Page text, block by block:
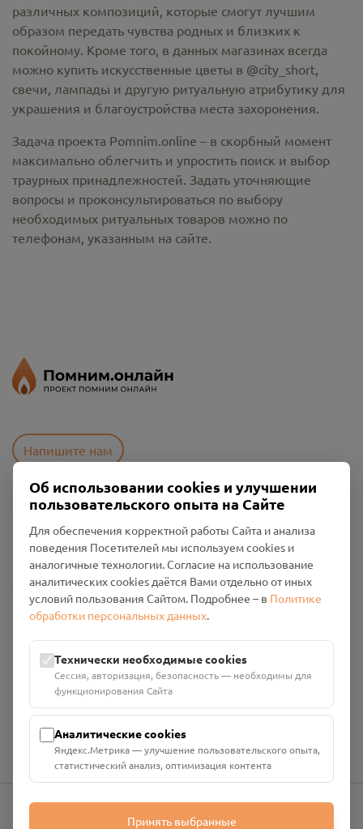
различных композиций, которые смогут лучшим
образом передать чувства родных и близких к
покойному. Кроме того, в данных магазинах всегда
можно купить искусственные цветы в @city_short,
свечи, лампады и другую ритуальную атрибутику для
украшения и благоустройства места захоронения.
Задача проекта Pomnim.online – в скорбный момент
максимально облегчить и упростить поиск и выбор
траурных принадлежностей. Задать уточняющие
вопросы и проконсультироваться по выбору
необходимых ритуальных товаров можно по
телефонам, указанным на сайте.
Напишите нам
Пользовательское соглашение
Политика конфиденциальности
Промо-материалы
Настройки cookies
Общество с ограниченной ответственностью «Смоленский
ИНН: 6700029207 ОГРН: 1256700001986
Юридический адрес: 216790, Смоленская область, р-н
Руднянский, г. Рудня, улица Западная, д. 26А, пом. 18
Номер счёта: 40702810901130004287 в АО "АЛЬФА-БАНК"
Кор. счёт: 30101810200000000593
Об использовании cookies и улучшении
пользовательского опыта на Сайте
Для обеспечения корректной работы Сайта и анализа
поведения Посетителей мы используем cookies и
аналогичные технологии. Согласие на использование
аналитических cookies даётся Вами отдельно от иных
условий пользования Сайтом. Подробнее – в Политике
обработки персональных данных.
Технически необходимые cookies
Сессия, авторизация, безопасность — необходимы для
функционирования Сайта
Аналитические cookies
Яндекс.Метрика — улучшение пользовательского опыта,
статистический анализ, оптимизация контента
Принять выбранные